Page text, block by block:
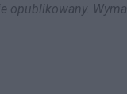
opublikowany.